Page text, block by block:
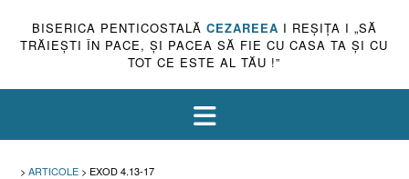
BISERICA PENTICOSTALĂ CEZAREEA I REŞIŢA I „SĂ
TRĂIEŞTI ÎN PACE, ŞI PACEA SĂ FIE CU CASA TA ŞI CU
TOT CE ESTE AL TĂU !”
> ARTICOLE > EXOD 4.13-17